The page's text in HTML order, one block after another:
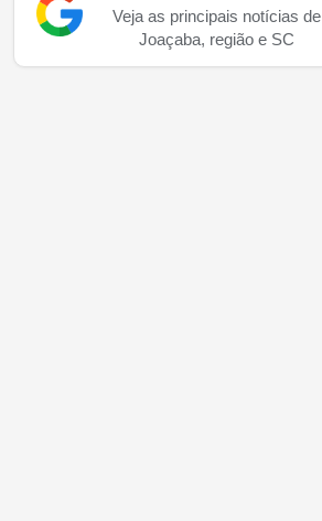
Veja as principais notícias de
Joaçaba, região e SC